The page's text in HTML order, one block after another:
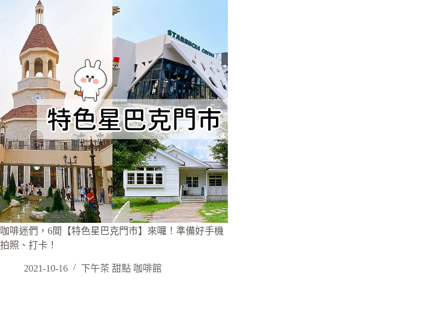
咖啡迷們，6間【特色星巴克門市】來囉！準備好手機
拍照、打卡！
2021-10-16 下午茶 甜點 咖啡館